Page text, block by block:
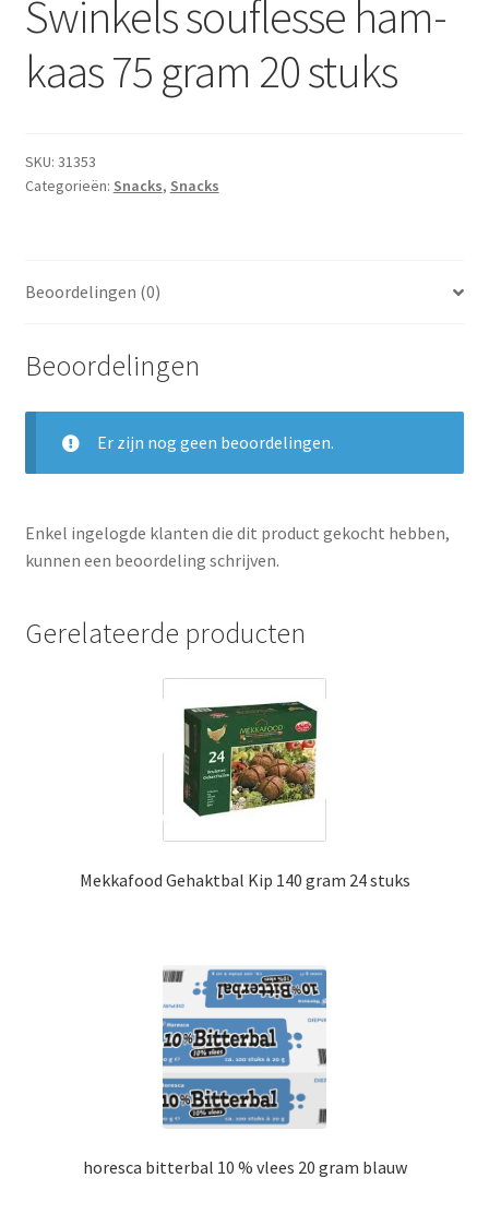
Dranken
Droge Kruidenierswaren
Koeling
Salades
Stoverijen
Maaltijden Diepvries
Swinkels souflesse ham-
kaas 75 gram 20 stuks
SKU: 31353
Categorieën: Snacks, Snacks
Beoordelingen (0)
Beoordelingen
Er zijn nog geen beoordelingen.
Enkel ingelogde klanten die dit product gekocht hebben,
kunnen een beoordeling schrijven.
Gerelateerde producten
Mekkafood Gehaktbal Kip 140 gram 24 stuks
horesca bitterbal 10 % vlees 20 gram blauw